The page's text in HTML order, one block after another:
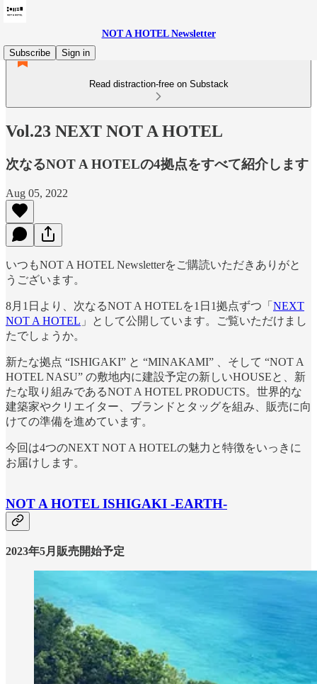
NOT A HOTEL Newsletter
Subscribe
Sign in
Read distraction-free on Substack
Vol.23 NEXT NOT A HOTEL
次なるNOT A HOTELの4拠点をすべて紹介します
Aug 05, 2022
いつもNOT A HOTEL Newsletterをご購読いただきありがと
うございます。
8月1日より、次なるNOT A HOTELを1日1拠点ずつ「 NEXT
NOT A HOTEL 」として公開しています。ご覧いただけまし
たでしょうか。
新たな拠点 “ISHIGAKI” と “MINAKAMI” 、そして “NOT A
HOTEL NASU” の敷地内に建設予定の新しいHOUSEと、新
たな取り組みであるNOT A HOTEL PRODUCTS。世界的な
建築家やクリエイター、ブランドとタッグを組み、販売に向
けての準備を進めています。
今回は4つのNEXT NOT A HOTELの魅力と特徴をいっきに
お届けします。
NOT A HOTEL ISHIGAKI -EARTH-
2023年5月販売開始予定